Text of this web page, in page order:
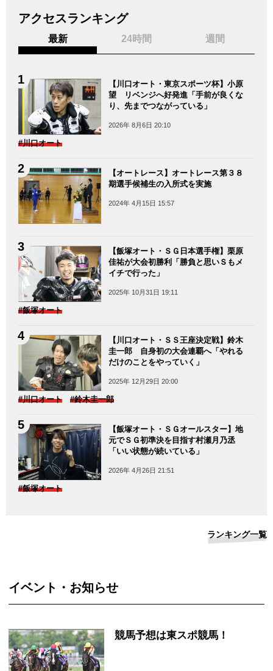
アクセスランキング
最新 24時間 週間
【川口オート・東京スポーツ杯】小原
望 リベンジへ好発進「手前が良くな
り、先までつながっている」
2026年 8月6日 20:10
#川口オート
【オートレース】オートレース第３８
期選手候補生の入所式を実施
2024年 4月15日 15:57
【飯塚オート・ＳＧ日本選手権】栗原
佳祐が大会初勝利「勝負と思いＳもメ
イチで行った」
2025年 10月31日 19:11
#飯塚オート
【川口オート・ＳＳ王座決定戦】鈴木
圭一郎 自身初の大会連覇へ「やれる
だけのことをやっていく」
2025年 12月29日 20:00
#川口オート #鈴木圭一郎
【飯塚オート・ＳＧオールスター】地
元でＳＧ初準決を目指す村瀬月乃丞
「いい状態が続いている」
2026年 4月26日 21:51
#飯塚オート
ランキング一覧
イベント・お知らせ
競馬予想は東スポ競馬！